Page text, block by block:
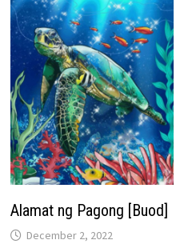
Alamat ng Pagong [Buod]
December 2, 2022